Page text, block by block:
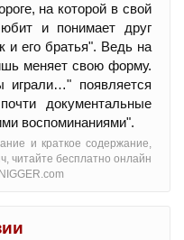
на которой в свой
и понимает друг
и его братья". Ведь на
меняет свою форму.
появляется
документальные
воспоминаниями".
и краткое содержание,
читайте бесплатно онлайн